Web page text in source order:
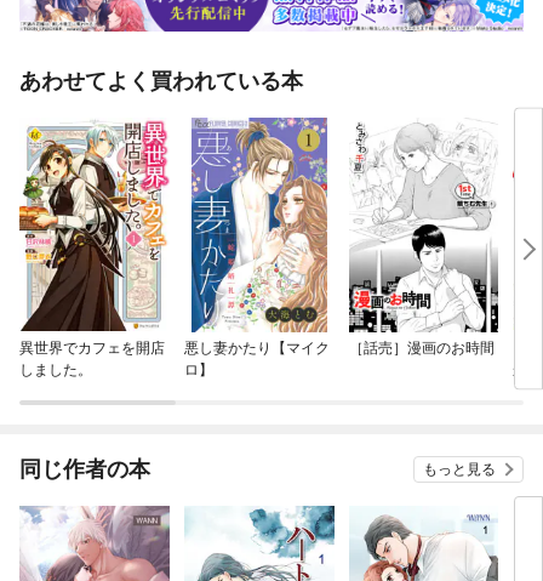
あわせてよく買われている本
異世界でカフェを開店
しました。
悪し妻かたり【マイク
ロ】
［話売］漫画のお時間
か？
同じ作者の本 もっと見る